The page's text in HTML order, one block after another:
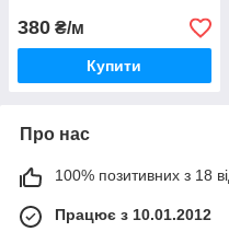
380 ₴/м
Купити
Про нас
100% позитивних з 18
Працює з 10.01.2012